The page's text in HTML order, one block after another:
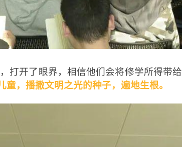
打开了眼界，相信他们会将修学所得带
童，播撒文明之光的种子，遍地生根。